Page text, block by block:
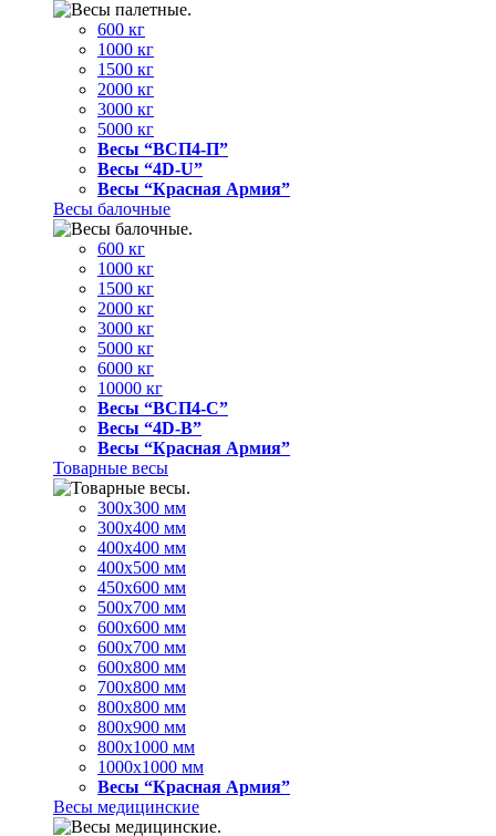
600 кг
1000 кг
1500 кг
2000 кг
3000 кг
5000 кг
Весы “ВСП4-П”
Весы “4D-U”
Весы “Красная Армия”
Весы балочные
600 кг
1000 кг
1500 кг
2000 кг
3000 кг
5000 кг
6000 кг
10000 кг
Весы “ВСП4-С”
Весы “4D-В”
Весы “Красная Армия”
Товарные весы
300х300 мм
300х400 мм
400х400 мм
400х500 мм
450х600 мм
500х700 мм
600х600 мм
600х700 мм
600х800 мм
700х800 мм
800х800 мм
800х900 мм
800х1000 мм
1000х1000 мм
Весы “Красная Армия”
Весы медицинские